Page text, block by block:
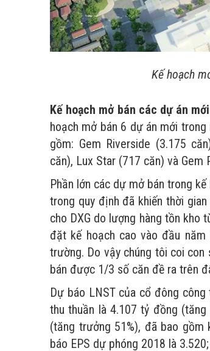
Kế hoạch
Kế hoạch mở bán các dự án
hoạch mở bán 6 dự án mới
gồm: Gem Riverside (3.175
căn), Lux Star (717 căn) và Gem
Phần lớn các dự mở bán trong
trong quy định đã khiến thời
cho DXG do lượng hàng tồn kho
đặt kế hoạch cao vào đầu
trường. Do vậy chúng tôi coi con
bán được 1/3 số căn đề ra trên
Dự báo LNST của cổ đông
thu thuần là 4.107 tỷ đồng
(tăng trưởng 51%), đã bao
báo EPS dự phóng 2018 là